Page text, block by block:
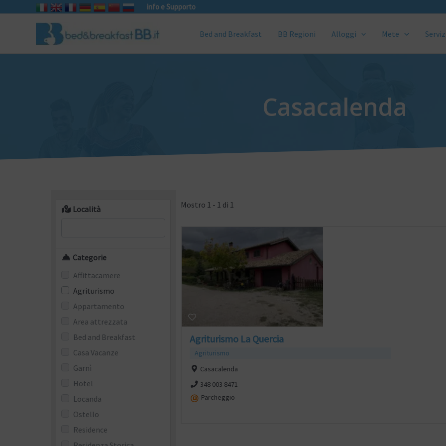
info e Supporto
Bed and Breakfast BB Regioni Alloggi Mete
Casacalenda
Località
Categorie
Affittacamere
Agriturismo
Appartamento
Area attrezzata
Bed and Breakfast
Casa Vacanze
Garnì
Hotel
Locanda
Ostello
Residence
Mostro 1 - 1 di 1
Agriturismo La Quercia
Agriturismo
Casacalenda
348 003 8471
Parcheggio